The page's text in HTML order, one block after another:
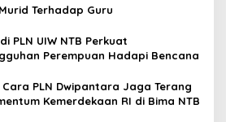
Terhadap Guru
PLN UIW NTB Perkuat
Perempuan Hadapi Bencana
Cara PLN Dwipantara Jaga Terang
Kemerdekaan RI di Bima NTB